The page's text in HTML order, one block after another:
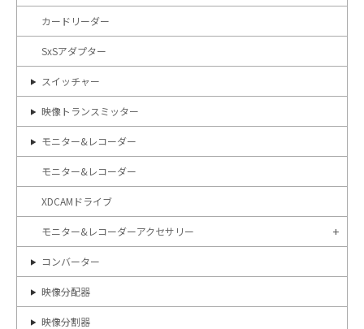
カードリーダー
SxSアダプター
スイッチャー
映像トランスミッター
モニター&レコーダー
モニター&レコーダー
XDCAMドライブ
モニター&レコーダーアクセサリー
コンバーター
映像分配器
映像分割器